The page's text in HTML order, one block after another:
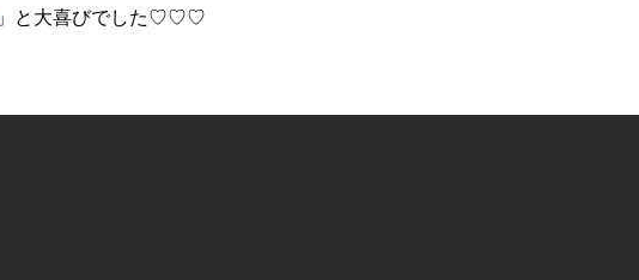
」と大喜びでした♡♡♡